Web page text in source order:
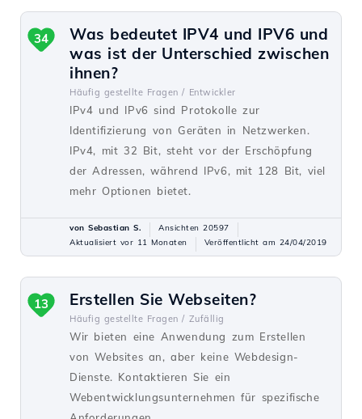
Was bedeutet IPV4 und IPV6 und
was ist der Unterschied zwischen
ihnen?
Häufig gestellte Fragen / Entwickler
IPv4 und IPv6 sind Protokolle zur
Identifizierung von Geräten in Netzwerken.
IPv4, mit 32 Bit, steht vor der Erschöpfung
der Adressen, während IPv6, mit 128 Bit, viel
mehr Optionen bietet.
34
von Sebastian S.
Ansichten 20597
Aktualisiert vor 11 Monaten
Veröffentlicht am 24/04/2019
Erstellen Sie Webseiten?
Häufig gestellte Fragen / Zufällig
Wir bieten eine Anwendung zum Erstellen
von Websites an, aber keine Webdesign-
Dienste. Kontaktieren Sie ein
Webentwicklungsunternehmen für spezifische
13